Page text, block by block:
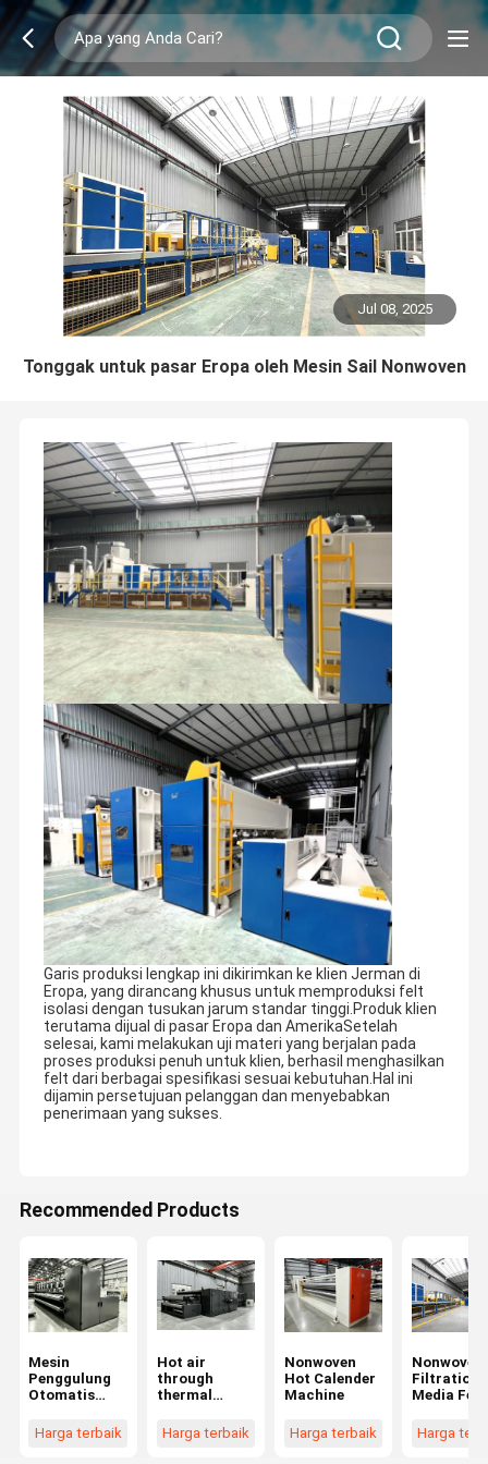
Jul 08, 2025
Tonggak untuk pasar Eropa oleh Mesin Sail Nonwoven
Garis produksi lengkap ini dikirimkan ke klien Jerman di
Eropa, yang dirancang khusus untuk memproduksi felt
isolasi dengan tusukan jarum standar tinggi.Produk klien
terutama dijual di pasar Eropa dan AmerikaSetelah
selesai, kami melakukan uji materi yang berjalan pada
proses produksi penuh untuk klien, berhasil menghasilkan
felt dari berbagai spesifikasi sesuai kebutuhan.Hal ini
dijamin persetujuan pelanggan dan menyebabkan
penerimaan yang sukses.
Recommended Products
Mesin
Penggulung
Otomatis
knurling
metalik
Harga terbaik
Hot air
through
thermal
for nonwoven
production
Harga terbaik
Nonwoven
Hot Calender
Machine
Harga terbaik
Nonwoven
Filtration
Media Felt
Punching
Harga